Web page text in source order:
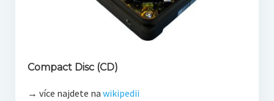
Compact Disc (CD)
→ více najdete na wikipedii